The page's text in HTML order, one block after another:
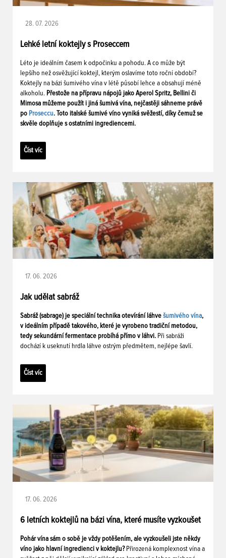
28. 07. 2026
Lehké letní koktejly s Proseccem
Léto je ideálním časem k odpočinku a pohodu. A co může být
lepšího než osvěžující koktejl, kterým oslavíme toto roční období?
Koktejly na bázi šumivého vína v létě působí lehce a obsahují méně
alkoholu. Přestože na přípravu nápojů jako Aperol Spritz, Bellini či
Mimosa můžeme použít i jiná šumivá vína, nejčastěji sáhneme právě
po Proseccu. Toto italské šumivé víno vyniká svěžestí, díky čemuž se
skvěle doplňuje s ostatními ingrediencemi.
Číst víc
17. 06. 2026
Jak udělat sabráž
Sabráž (sabrage) je speciální technika otevírání láhve šumivého vína,
v ideálním případě takového, které je vyrobeno tradiční metodou,
tedy sekundární fermentace probíhá přímo v láhvi. Při sabráži
dochází k useknutí hrdla láhve ostrým předmětem, nejlépe šavlí.
Číst víc
17. 06. 2026
6 letních koktejlů na bázi vína, které musíte vyzkoušet
Pohár vína sám o sobě je vždy potěšením, ale vyzkoušeli jste někdy
víno jako hlavní ingredienci v koktejlu? Přirozená komplexnost vína a